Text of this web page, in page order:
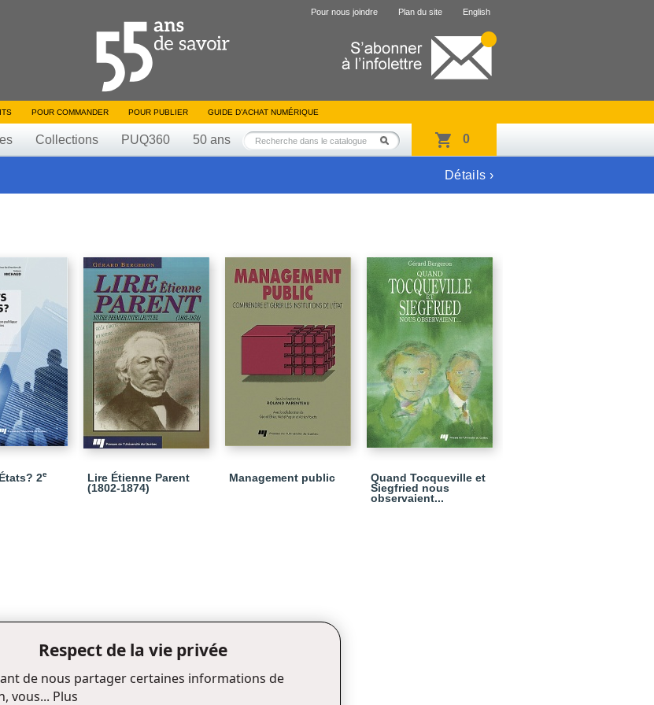
Pour nous joindre Plan du site English
POUR COMMANDER POUR PUBLIER GUIDE D’ACHAT NUMÉRIQUE
Collections PUQ360 50 ans 0
Détails ›
2e
Lire Étienne Parent
(1802-1874)
Management public
Quand Tocqueville et
Siegfried nous
observaient...
Respect de la vie privée
de nous partager certaines informations de
vous... Plus